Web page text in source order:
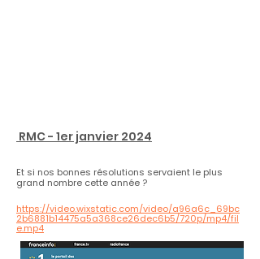
RMC - 1er janvier 2024
Et si nos bonnes résolutions servaient le plus
grand nombre cette année ?
https://video.wixstatic.com/video/a96a6c_69bc
2b6881b14475a5a368ce26dec6b5/720p/mp4/fil
e.mp4